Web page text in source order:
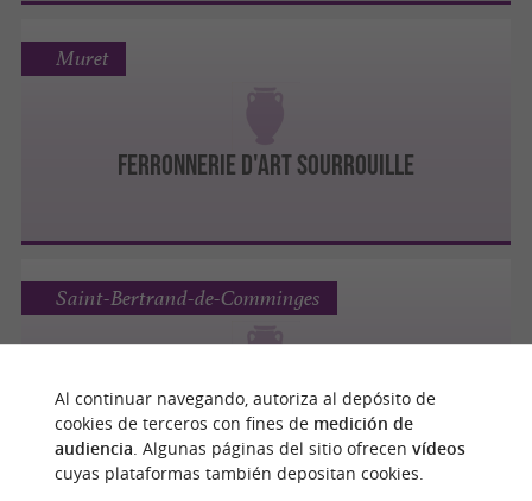
FERRONNERIE D'ART SOURROUILLE
Muret
Minéraux Bijoux Fossiles
Saint-Bertrand-de-Comminges
Al continuar navegando, autoriza al depósito de
cookies de terceros con fines de medición de
audiencia . Algunas páginas del sitio ofrecen vídeos
cuyas plataformas también depositan cookies.